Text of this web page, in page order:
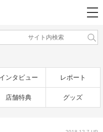
インタビュー レポート
店舗特典 グッズ